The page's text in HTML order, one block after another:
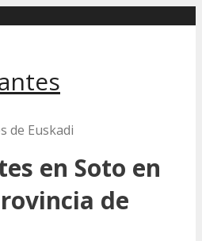
de Euskadi
en Soto en
de